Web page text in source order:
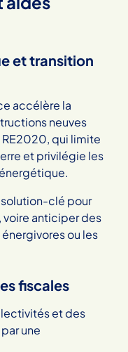
et transition
accélère la
neuves
qui limite
et privilégie les
clé pour
voire anticiper des
ou les
fiscales
et des
une